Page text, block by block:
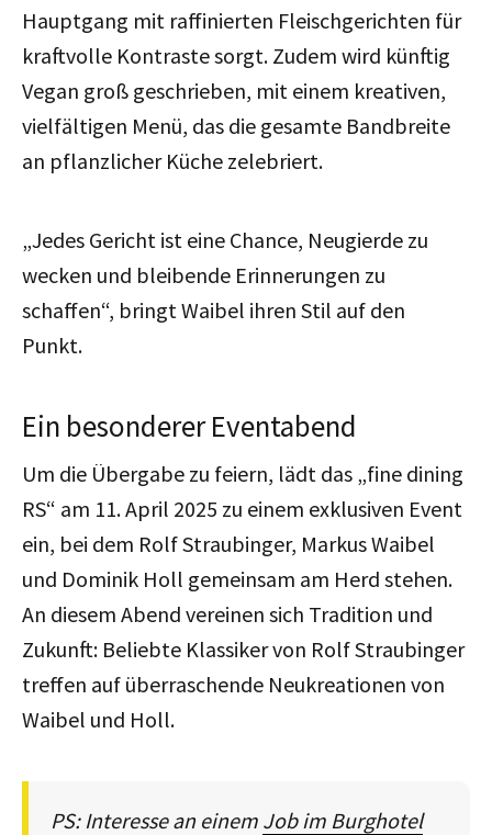
Hauptgang mit raffinierten Fleischgerichten für
kraftvolle Kontraste sorgt. Zudem wird künftig
Vegan groß geschrieben, mit einem kreativen,
vielfältigen Menü, das die gesamte Bandbreite
an pflanzlicher Küche zelebriert.
„Jedes Gericht ist eine Chance, Neugierde zu
wecken und bleibende Erinnerungen zu
schaffen“, bringt Waibel ihren Stil auf den
Punkt.
Ein besonderer Eventabend
Um die Übergabe zu feiern, lädt das „fine dining
RS“ am 11. April 2025 zu einem exklusiven Event
ein, bei dem Rolf Straubinger, Markus Waibel
und Dominik Holl gemeinsam am Herd stehen.
An diesem Abend vereinen sich Tradition und
Zukunft: Beliebte Klassiker von Rolf Straubinger
treffen auf überraschende Neukreationen von
Waibel und Holl.
PS: Interesse an einem Job im Burghotel